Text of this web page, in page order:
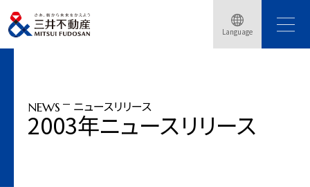
Language
トップページ ニュースリリース
六本木防衛庁跡地再開発にザ・リッツ・カールトン進出が決定
NEWS ニュースリリース
2003年ニュースリリース